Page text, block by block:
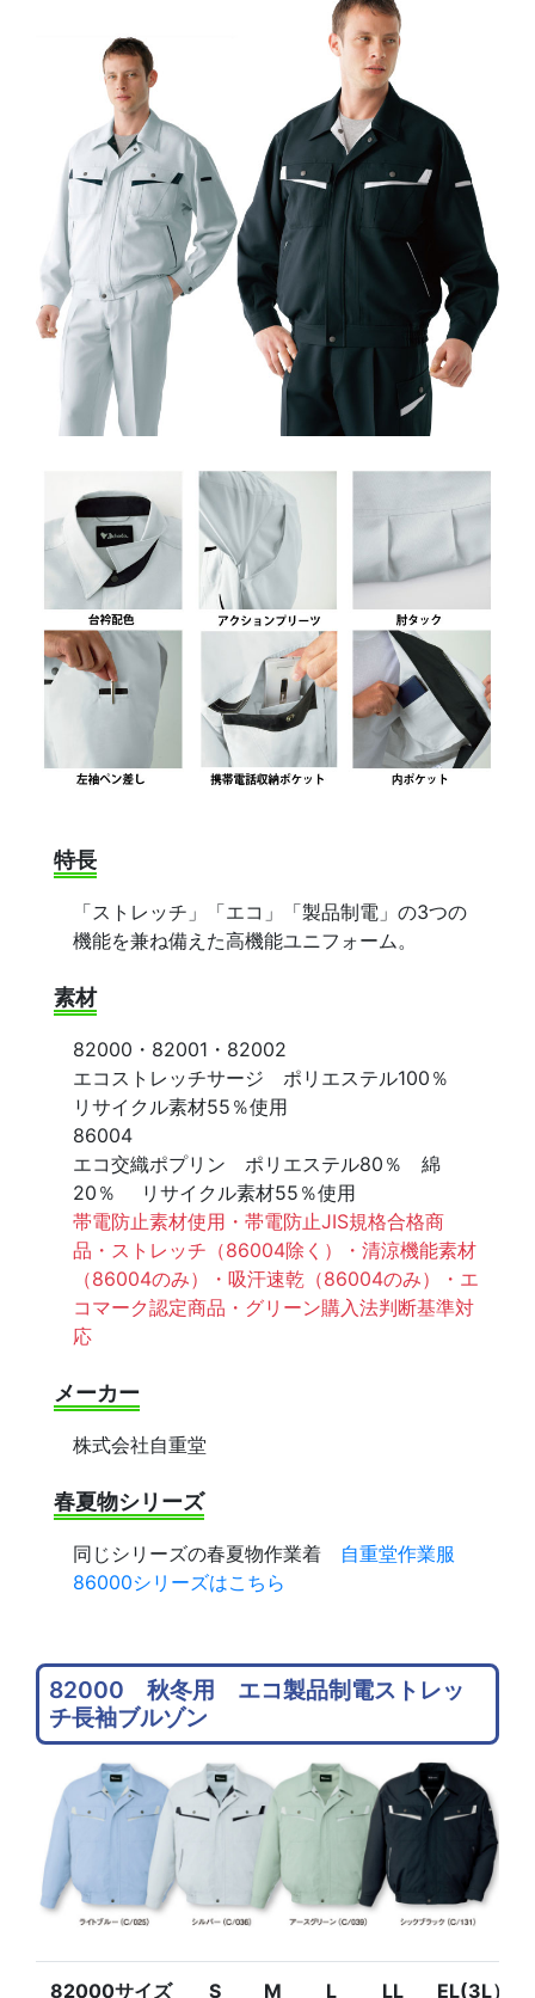
特長
「ストレッチ」「エコ」「製品制電」の3つの
機能を兼ね備えた高機能ユニフォーム。
素材
82000・82001・82002
エコストレッチサージ ポリエステル100％
リサイクル素材55％使用
86004
エコ交織ポプリン ポリエステル80％ 綿
20％ リサイクル素材55％使用
帯電防止素材使用・帯電防止JIS規格合格商
品・ストレッチ（86004除く）・清涼機能素材
（86004のみ）・吸汗速乾（86004のみ）・エ
コマーク認定商品・グリーン購入法判断基準対
応
メーカー
株式会社自重堂
春夏物シリーズ
同じシリーズの春夏物作業着 自重堂作業服
86000シリーズはこちら
82000 秋冬用 エコ製品制電ストレッ
チ長袖ブルゾン
82000サイズ S M L LL EL(3L）